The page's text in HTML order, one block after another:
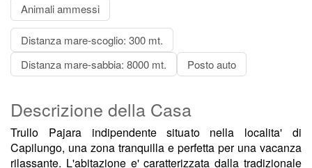
Animali ammessi
Distanza mare-scoglio: 300 mt.
Distanza mare-sabbia: 8000 mt.
Posto auto
Descrizione della Casa
Trullo Pajara indipendente situato nella localita' di
Capilungo, una zona tranquilla e perfetta per una vacanza
rilassante. L'abitazione e' caratterizzata dalla tradizionale